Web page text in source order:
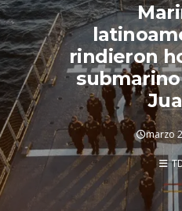
rindieron
submarino
marzo